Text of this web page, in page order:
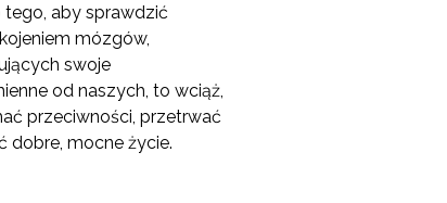
aby sprawdzić
mózgów,
swoje
od naszych, to wciąż,
przeciwności, przetrwać
dobre, mocne życie.